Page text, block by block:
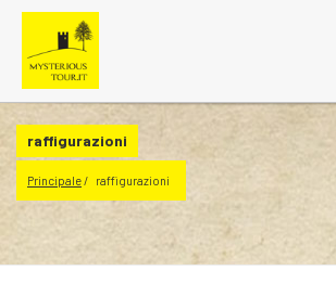
raffigurazioni
Principale raffigurazioni